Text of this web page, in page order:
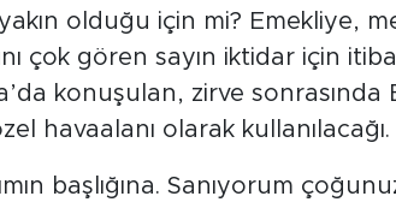
olduğu için mi? Emekliye,
çok gören sayın iktidar için
konuşulan, zirve sonrasında
havaalanı olarak kullanılacağı.
başlığına. Sanıyorum